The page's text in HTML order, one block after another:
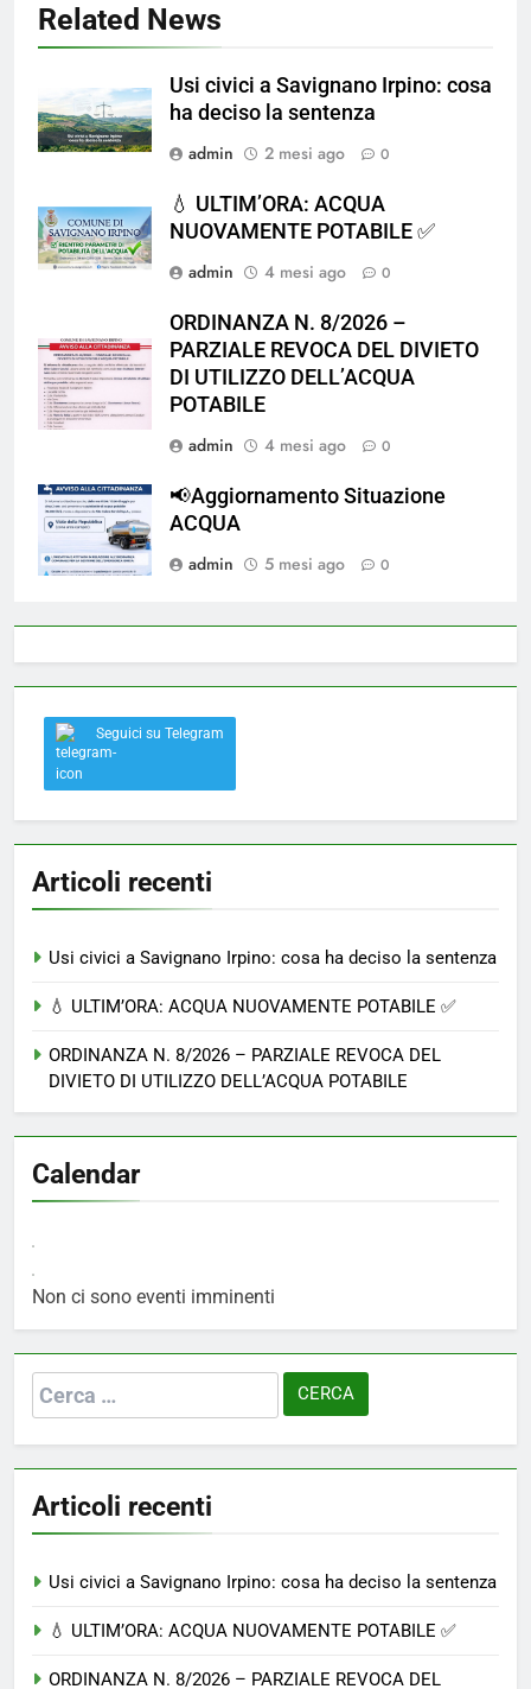
Related News
Usi civici a Savignano Irpino: cosa
ha deciso la sentenza
admin
2 mesi ago 0
💧 ULTIM’ORA: ACQUA
NUOVAMENTE POTABILE ✅
admin
4 mesi ago 0
ORDINANZA N. 8/2026 –
PARZIALE REVOCA DEL DIVIETO
DI UTILIZZO DELL’ACQUA
POTABILE
admin
4 mesi ago 0
📢Aggiornamento Situazione
ACQUA
admin
5 mesi ago 0
Seguici su Telegram
Articoli recenti
Usi civici a Savignano Irpino: cosa ha deciso la sentenza
💧 ULTIM’ORA: ACQUA NUOVAMENTE POTABILE ✅
ORDINANZA N. 8/2026 – PARZIALE REVOCA DEL
DIVIETO DI UTILIZZO DELL’ACQUA POTABILE
Calendar
Non ci sono eventi imminenti
Ricerca
per:
Articoli recenti
Usi civici a Savignano Irpino: cosa ha deciso la sentenza
💧 ULTIM’ORA: ACQUA NUOVAMENTE POTABILE ✅
ORDINANZA N. 8/2026 – PARZIALE REVOCA DEL